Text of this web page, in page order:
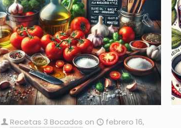
Recetas 3 Bocados on
febrero 16,